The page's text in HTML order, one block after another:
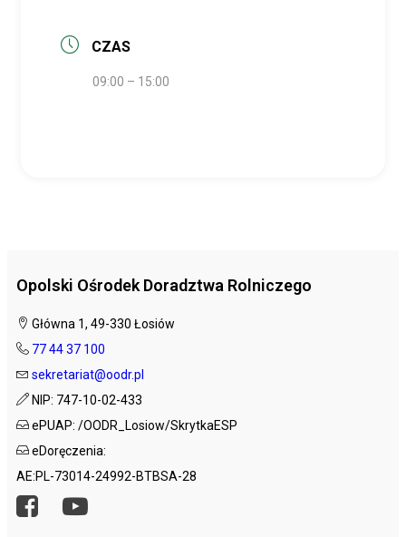
CZAS
09:00 – 15:00
Opolski Ośrodek Doradztwa Rolniczego
Główna 1, 49-330 Łosiów
77 44 37 100
sekretariat@oodr.pl
NIP: 747-10-02-433
ePUAP: /OODR_Losiow/SkrytkaESP
eDoręczenia:
AE:PL-73014-24992-BTBSA-28